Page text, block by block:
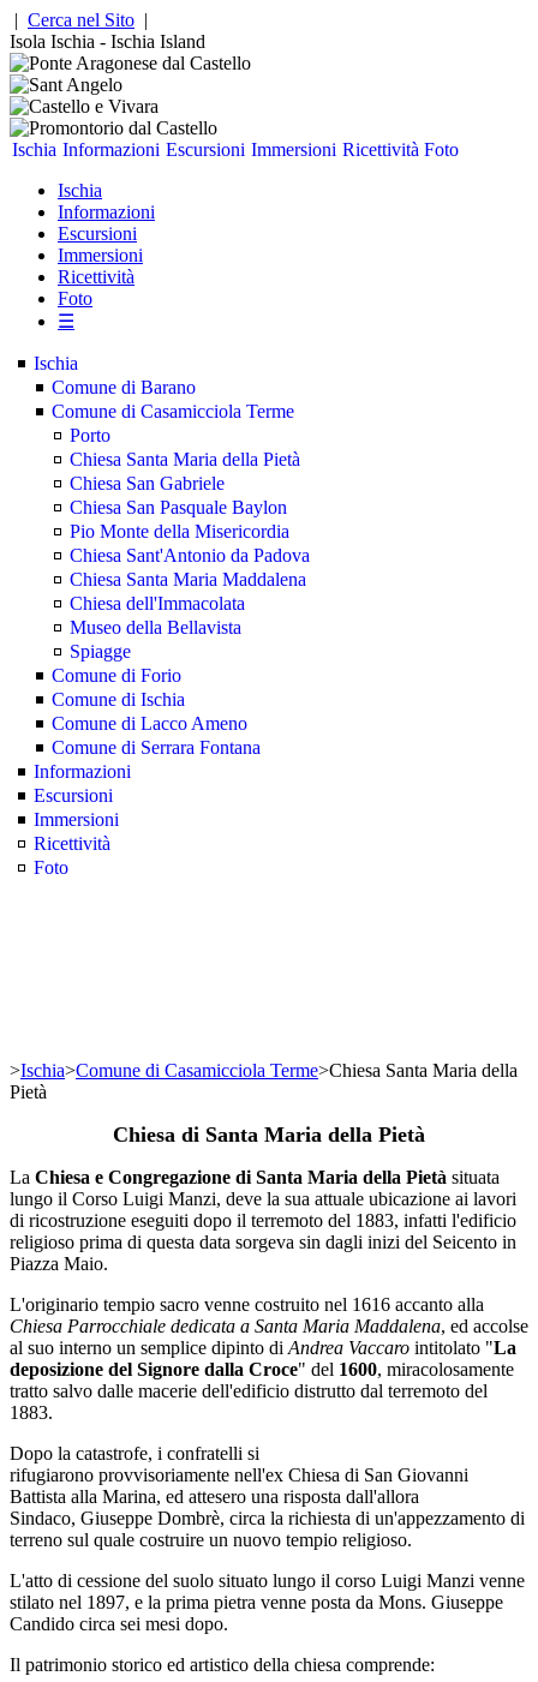
| Cerca nel Sito |
Isola Ischia - Ischia Island
Ischia Informazioni Escursioni Immersioni Ricettività Foto
Ischia
Informazioni
Escursioni
Immersioni
Ricettività
Foto
☰
Ischia
Comune di Barano
Comune di Casamicciola Terme
Porto
Chiesa Santa Maria della Pietà
Chiesa San Gabriele
Chiesa San Pasquale Baylon
Pio Monte della Misericordia
Chiesa Sant'Antonio da Padova
Chiesa Santa Maria Maddalena
Chiesa dell'Immacolata
Museo della Bellavista
Spiagge
Comune di Forio
Comune di Ischia
Comune di Lacco Ameno
Comune di Serrara Fontana
Informazioni
Escursioni
Immersioni
Ricettività
Foto
>Ischia>Comune di Casamicciola Terme>Chiesa Santa Maria della
Pietà
Chiesa di Santa Maria della Pietà
La Chiesa e Congregazione di Santa Maria della Pietà situata
lungo il Corso Luigi Manzi, deve la sua attuale ubicazione ai lavori
di ricostruzione eseguiti dopo il terremoto del 1883, infatti l'edificio
religioso prima di questa data sorgeva sin dagli inizi del Seicento in
Piazza Maio.
L'originario tempio sacro venne costruito nel 1616 accanto alla
Chiesa Parrocchiale dedicata a Santa Maria Maddalena, ed accolse
al suo interno un semplice dipinto di Andrea Vaccaro intitolato "La
deposizione del Signore dalla Croce" del 1600, miracolosamente
tratto salvo dalle macerie dell'edificio distrutto dal terremoto del
1883.
Dopo la catastrofe, i confratelli si
rifugiarono provvisoriamente nell'ex Chiesa di San Giovanni
Battista alla Marina, ed attesero una risposta dall'allora
Sindaco, Giuseppe Dombrè, circa la richiesta di un'appezzamento di
terreno sul quale costruire un nuovo tempio religioso.
L'atto di cessione del suolo situato lungo il corso Luigi Manzi venne
stilato nel 1897, e la prima pietra venne posta da Mons. Giuseppe
Candido circa sei mesi dopo.
Il patrimonio storico ed artistico della chiesa comprende: